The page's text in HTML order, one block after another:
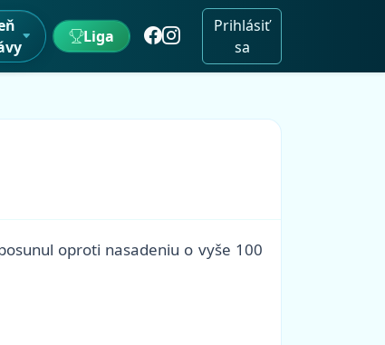
Liga
Prihlásiť
sa
oproti nasadeniu o vyše 100